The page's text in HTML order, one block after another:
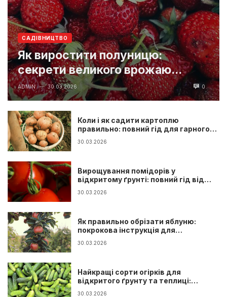
САДІВНИЦТВО
Як виростити полуницю:
секрети великого врожаю...
ADMIN — 30.03.2026 0
Коли і як садити картоплю
правильно: повний гід для гарного
врожаю
30.03.2026
Вирощування помідорів у
відкритому ґрунті: повний гід від
розсади до врожаю
30.03.2026
Як правильно обрізати яблуню:
покрокова інструкція для
початківців
30.03.2026
Найкращі сорти огірків для
відкритого ґрунту та теплиці:
повний гід
30.03.2026